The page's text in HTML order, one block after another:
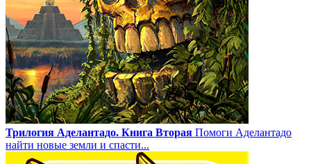
Трилогия Аделантадо. Книга Вторая Помоги Аделантадо
найти новые земли и спасти...